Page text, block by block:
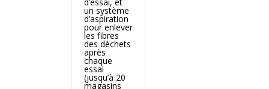
un système
d’aspiration
pour enlever
les fibres
des déchets
après
chaque
essai
(jusqu’à 20
magasins